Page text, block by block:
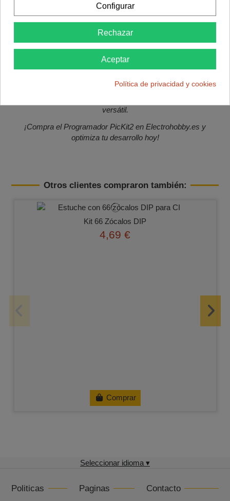
familia PIC. Ofrece capacidades de programación y
depuración que simplifican el proceso de desarrollo de
manera rápida y efectiva en dispositivos PIC.
Descubre el Programador PicKit 2 para una programación
efectiva de microcontroladores.
Versatilidad y compatibilidad con dispositivos PIC.
versátil.
¡Compra el Programador PicKit2 en Electrohobby.es y
optimiza tu desarrollo hoy!
Otros clientes compraron también:
Kit 66 Zócalos DIP
4,69 €
Comprar
Seleccionar idioma ▾
Politicas Paginas Contacto
Configurar
Rechazar
Aceptar
Política de privacidad y cookies